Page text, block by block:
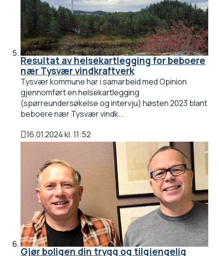
Resultat av helsekartlegging for beboere
nær Tysvær vindkraftverk
Tysvær kommune har i samarbeid med Opinion
gjennomført en helsekartlegging
(spørreundersøkelse og intervju) høsten 2023 blant
beboere nær Tysvær vindk...
Publisert
16.01.2024 kl. 11:52
Gjør boligen din trygg og tilgjengelig